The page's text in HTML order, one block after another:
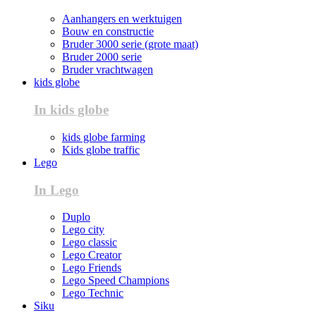
Aanhangers en werktuigen
Bouw en constructie
Bruder 3000 serie (grote maat)
Bruder 2000 serie
Bruder vrachtwagen
kids globe
In kids globe
kids globe farming
Kids globe traffic
Lego
In Lego
Duplo
Lego city
Lego classic
Lego Creator
Lego Friends
Lego Speed Champions
Lego Technic
Siku